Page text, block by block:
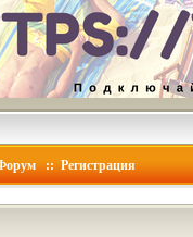
:: Регистрация